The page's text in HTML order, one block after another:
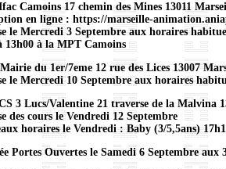
Camoins 17 chemin des Mines 13011
en ligne : https://marseille-
le Mercredi 3 Septembre aux horaires
13h00 à la MPT Camoins
du 1er/7eme 12 rue des Lices 13007
le Mercredi 10 Septembre aux horaires
3 Lucs/Valentine 21 traverse de la Malvina
des cours le Vendredi 12 Septembre
horaires le Vendredi : Baby (3/5,5ans)
Portes Ouvertes le Samedi 6 Septembre aux